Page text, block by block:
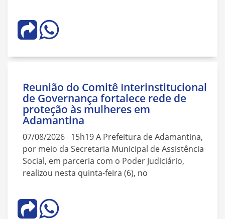
Reunião do Comitê Interinstitucional
de Governança fortalece rede de
proteção às mulheres em
Adamantina
07/08/2026 15h19 A Prefeitura de Adamantina,
por meio da Secretaria Municipal de Assistência
Social, em parceria com o Poder Judiciário,
realizou nesta quinta-feira (6), no